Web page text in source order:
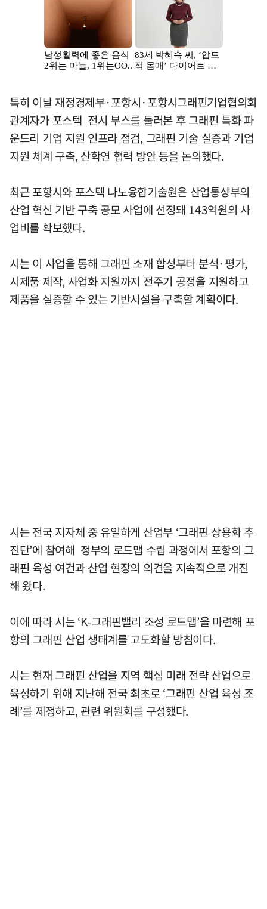
특히 이날 재정경제부·포항시·포항시그래핀기업협의회
관계자가 포스텍 전시 부스를 둘러본 후 그래핀 특화 파
운드리 기업 지원 인프라 점검, 그래핀 기술 실증과 기업
지원 체계 구축, 산학연 협력 방안 등을 논의했다.
최근 포항시와 포스텍 나노융합기술원은 산업통상부의
산업 혁신 기반 구축 공모 사업에 선정돼 143억원의 사
업비를 확보했다.
시는 이 사업을 통해 그래핀 소재 합성부터 분석·평가,
시제품 제작, 사업화 지원까지 전주기 공정을 지원하고
제품을 실증할 수 있는 기반시설을 구축할 계획이다.
시는 전국 지자체 중 유일하게 산업부 ‘그래핀 상용화 추
진단’에 참여해 정부의 로드맵 수립 과정에서 포항의 그
래핀 육성 여건과 산업 현장의 의견을 지속적으로 개진
해 왔다.
이에 따라 시는 ‘K-그래핀밸리 조성 로드맵’을 마련해 포
항의 그래핀 산업 생태계를 고도화할 방침이다.
시는 현재 그래핀 산업을 지역 핵심 미래 전략 산업으로
육성하기 위해 지난해 전국 최초로 ‘그래핀 산업 육성 조
례’를 제정하고, 관련 위원회를 구성했다.